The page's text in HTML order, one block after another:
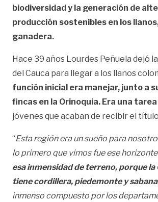
biodiversidad y la generación de
producción sostenibles en los
ganadera.
Hace 39 años Lourdes Peñuela dejó
del Cauca para llegar a los llanos
función inicial era manejar, junto a
fincas en la Orinoquia. Era una
jóvenes que acaban de recibir el
“Esta región era un sueño para
lo primero que vimos fue ese
esa inmensidad de terreno, porque la
tiene cordillera, piedemonte y
inmenso compuesto por los